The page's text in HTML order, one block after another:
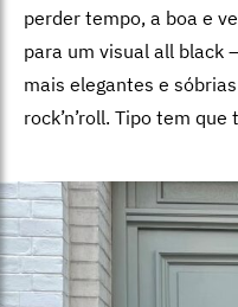
perder tempo, a boa e
para um visual all black
mais elegantes e
rock’n’roll. Tipo tem